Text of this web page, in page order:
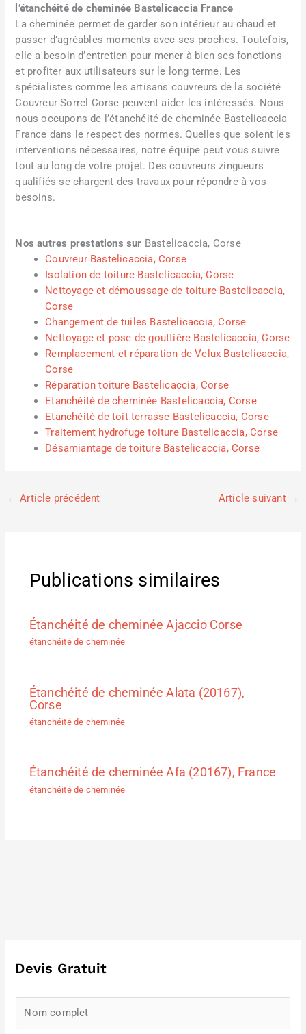
l’étanchéité de cheminée Bastelicaccia France
La cheminée permet de garder son intérieur au chaud et
passer d’agréables moments avec ses proches. Toutefois,
elle a besoin d’entretien pour mener à bien ses fonctions
et profiter aux utilisateurs sur le long terme. Les
spécialistes comme les artisans couvreurs de la société
Couvreur Sorrel Corse peuvent aider les intéressés. Nous
nous occupons de l’étanchéité de cheminée Bastelicaccia
France dans le respect des normes. Quelles que soient les
interventions nécessaires, notre équipe peut vous suivre
tout au long de votre projet. Des couvreurs zingueurs
qualifiés se chargent des travaux pour répondre à vos
besoins.
Nos autres prestations sur Bastelicaccia, Corse
Couvreur Bastelicaccia, Corse
Isolation de toiture Bastelicaccia, Corse
Nettoyage et démoussage de toiture Bastelicaccia,
Corse
Changement de tuiles Bastelicaccia, Corse
Nettoyage et pose de gouttière Bastelicaccia, Corse
Remplacement et réparation de Velux Bastelicaccia,
Corse
Réparation toiture Bastelicaccia, Corse
Etanchéité de cheminée Bastelicaccia, Corse
Etanchéité de toit terrasse Bastelicaccia, Corse
Traitement hydrofuge toiture Bastelicaccia, Corse
Désamiantage de toiture Bastelicaccia, Corse
← Article précédent Article suivant →
Publications similaires
Étanchéité de cheminée Ajaccio Corse
étanchéité de cheminée
Étanchéité de cheminée Alata (20167),
Corse
étanchéité de cheminée
Étanchéité de cheminée Afa (20167), France
étanchéité de cheminée
Devis Gratuit
a